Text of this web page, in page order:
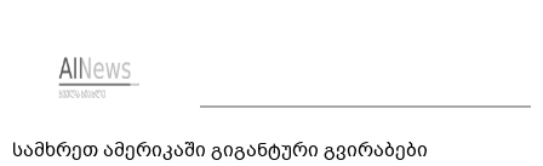
სამხრეთ ამერიკაში გიგანტური გვირაბები